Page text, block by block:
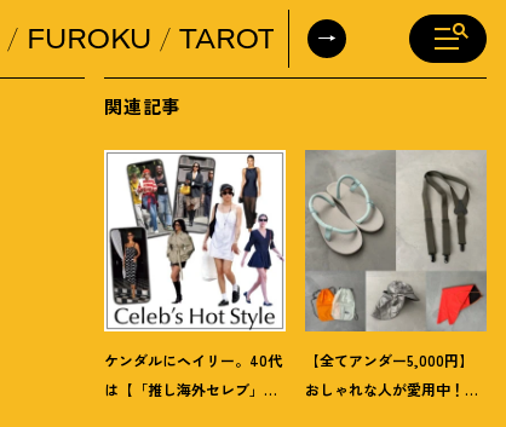
FUROKU TAROT DAILY
関連記事
ケンダルにヘイリー。40代
は【「推し海外セレブ」
【全てアンダー5,000円】
おしゃれな人が愛用中 ！ 夏